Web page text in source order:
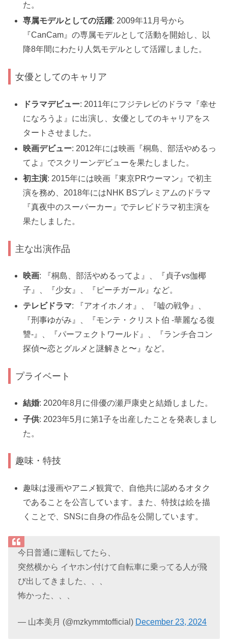
た。
専属モデルとしての活躍: 2009年11月号から
『CanCam』の専属モデルとして活動を開始し、以
降8年間にわたり人気モデルとして活躍しました。
女優としてのキャリア
ドラマデビュー: 2011年にフジテレビのドラマ『幸せ
になろうよ』に出演し、女優としてのキャリアをス
タートさせました。
映画デビュー: 2012年には映画『桐島、部活やめるっ
てよ』でスクリーンデビューを果たしました。
初主演: 2015年には映画『東京PRウーマン』で初主
演を務め、2018年にはNHK BSプレミアムのドラマ
『真夜中のスーパーカー』でテレビドラマ初主演を
果たしました。
主な出演作品
映画: 『桐島、部活やめるってよ』、『貞子vs伽椰
子』、『少女』、『ピーチガール』など。
テレビドラマ: 『アオイホノオ』、『嘘の戦争』、
『刑事ゆがみ』、『モンテ・クリスト伯 -華麗なる復
讐-』、『パーフェクトワールド』、『ランチ合コン
探偵〜恋とグルメと謎解きと〜』など。
プライベート
結婚: 2020年8月に俳優の瀬戸康史と結婚しました。
子供: 2023年5月に第1子を出産したことを発表しまし
た。
趣味・特技
趣味は漫画やアニメ観賞で、自他共に認めるオタク
であることを公言しています。また、特技は絵を描
くことで、SNSに自身の作品を公開しています。
今日普通に運転してたら、
突然横から イヤホン付けて自転車に乗ってる人が飛
び出してきました、、、
怖かった、、、
— 山本美月 (@mzkymmtofficial) December 23, 2024